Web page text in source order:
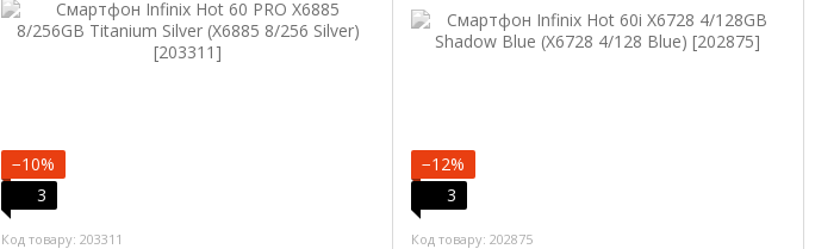
−10%
3
Код товару: 203311
−12%
3
Код товару: 202875